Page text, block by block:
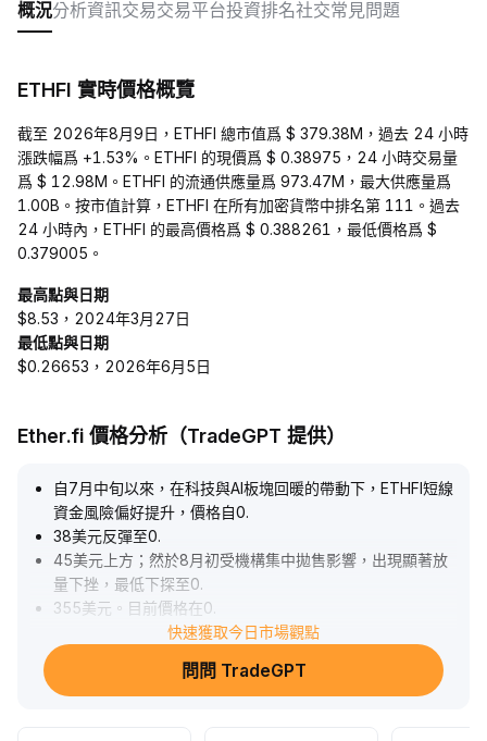
概況分析資訊交易交易平台投資排名社交常見問題
ETHFI 實時價格概覽
截至 2026年8月9日，ETHFI 總市值爲 $ 379.38M，過去 24 小時
漲跌幅爲 +1.53%。ETHFI 的現價爲 $ 0.38975，24 小時交易量
爲 $ 12.98M。ETHFI 的流通供應量爲 973.47M，最大供應量爲
1.00B。按市值計算，ETHFI 在所有加密貨幣中排名第 111。過去
24 小時內，ETHFI 的最高價格爲 $ 0.388261，最低價格爲 $
0.379005。
最高點與日期
$8.53，2024年3月27日
最低點與日期
$0.26653，2026年6月5日
Ether.fi 價格分析（TradeGPT 提供）
自7月中旬以來，在科技與AI板塊回暖的帶動下，ETHFI短線
資金風險偏好提升，價格自0.
38美元反彈至0.
45美元上方；然於8月初受機構集中拋售影響，出現顯著放
量下挫，最低下探至0.
355美元。目前價格在0
35美元獲得初步技術支撐，0.
40美元形成有效阻力，短期走勢預計於此區間反覆震盪。中
快速獲取今日市場觀點
問問 TradeGPT